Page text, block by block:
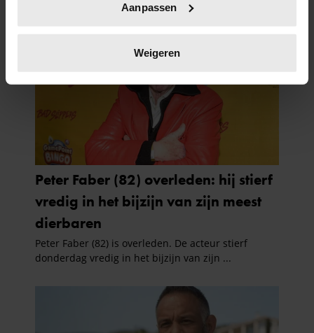
scannen op specifieke eigenschappen (fingerprinting)
verwerkt en stel uw voorkeuren in het
intrekken in de Cookieverklaring.
We gebruiken cookies om content en advertenties te
personaliseren, om functies voor social media te bieden
en om ons websiteverkeer te analyseren. Ook delen we
informatie over uw gebruik van onze site met onze
partners voor social media, adverteren en analyse. Deze
partners kunnen deze gegevens combineren met andere
informatie die u aan ze heeft verstrekt of die ze hebben
gaat akkoord met onze cookies als u onze website blijft
Aanpassen
Weigeren